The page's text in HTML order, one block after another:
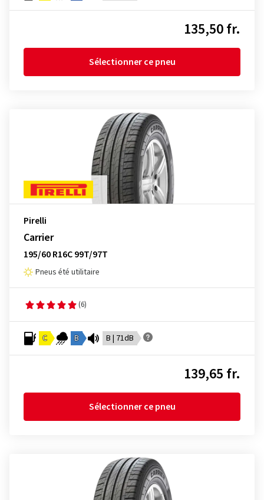
135,50 fr.
Sélectionner ce pneu
Pirelli
Carrier
195/60 R16C 99T/97T
Pneus été utilitaire
(6)
C B B | 71dB
139,65 fr.
Sélectionner ce pneu